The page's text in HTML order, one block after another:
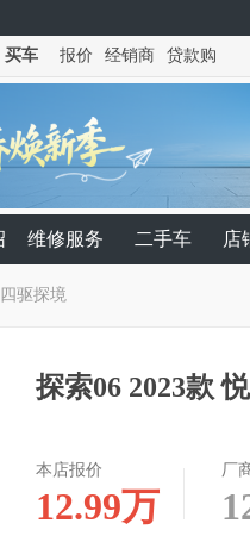
买车 报价 经销商 贷款购
维修服务 二手车 店
驱探境
探索06 2023款
本店报价
12.99万
厂